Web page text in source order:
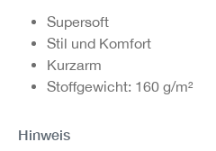
Supersoft
Stil und Komfort
Kurzarm
Stoffgewicht: 160 g/m²
Hinweis